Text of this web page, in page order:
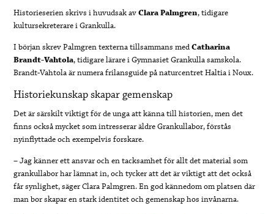
Historieserien skrivs i huvudsak avClara Palmgren, tidigare
kultursekreterare i Grankulla.
I början skrev Palmgren texterna tillsammans medCatharina
Brandt-Vahtola, tidigare lärare i Gymnasiet Grankulla samskola.
Brandt-Vahtola är numera frilansguide på naturcentret Haltia i Noux.
Historiekunskap skapar gemenskap
Det är särskilt viktigt för de unga att känna till historien, men det
finns också mycket som intresserar äldre Grankullabor, förstås
nyinflyttade och exempelvis forskare.
– Jag känner ett ansvar och en tacksamhet för allt det material som
grankullabor har lämnat in, och tycker att det är viktigt att det också
får synlighet, säger Clara Palmgren. En god kännedom om platsen där
man bor skapar en stark identitet och gemenskap hos invånarna.